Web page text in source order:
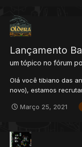
Lançamento
um tópico no fórum
Olá você tibiano das
novo), estamos
Então eu te faço uma
Março 25, 2021